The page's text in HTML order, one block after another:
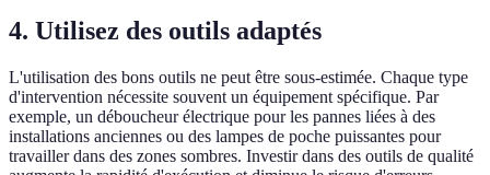
4. Utilisez des outils adaptés
L'utilisation des bons outils ne peut être sous-estimée. Chaque type
d'intervention nécessite souvent un équipement spécifique. Par
exemple, un déboucheur électrique pour les pannes liées à des
installations anciennes ou des lampes de poche puissantes pour
travailler dans des zones sombres. Investir dans des outils de qualité